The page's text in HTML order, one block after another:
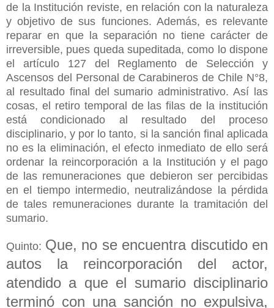
de la Institución reviste, en relación con la naturaleza
y objetivo de sus funciones. Además, es relevante
reparar en que la separación no tiene carácter de
irreversible, pues queda supeditada, como lo dispone
el artículo 127 del Reglamento de Selección y
Ascensos del Personal de Carabineros de Chile N°8,
al resultado final del sumario administrativo. Así las
cosas, el retiro temporal de las filas de la institución
está condicionado al resultado del proceso
disciplinario, y por lo tanto, si la sanción final aplicada
no es la eliminación, el efecto inmediato de ello será
ordenar la reincorporación a la Institución y el pago
de las remuneraciones que debieron ser percibidas
en el tiempo intermedio, neutralizándose la pérdida
de tales remuneraciones durante la tramitación del
sumario.
Quinto: Que, no se encuentra discutido en
autos la reincorporación del actor,
atendido a que el sumario disciplinario
terminó con una sanción no expulsiva,